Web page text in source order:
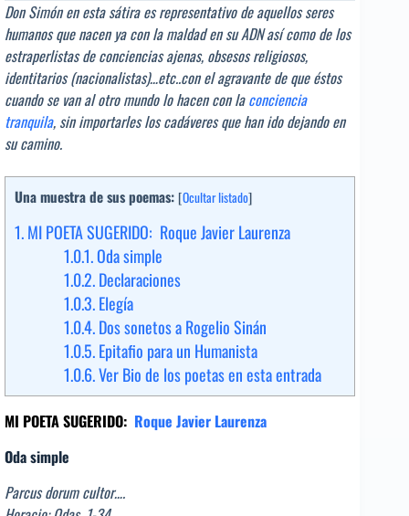
Don Simón en esta sátira es representativo de aquellos seres
humanos que nacen ya con la maldad en su ADN así como de los
estraperlistas de conciencias ajenas, obsesos religiosos,
identitarios (nacionalistas)…etc..con el agravante de que éstos
cuando se van al otro mundo lo hacen con laconciencia
tranquila, sin importarles los cadáveres que han ido dejando en
su camino.
Una muestra de sus poemas: [Ocultar listado]
1.MI POETA SUGERIDO: Roque Javier Laurenza
1.0.1.Oda simple
1.0.2.Declaraciones
1.0.3.Elegía
1.0.4.Dos sonetos a Rogelio Sinán
1.0.5.Epitafio para un Humanista
1.0.6.Ver Bio de los poetas en esta entrada
MI POETA SUGERIDO: Roque Javier Laurenza
Oda simple
Parcus dorum cultor….